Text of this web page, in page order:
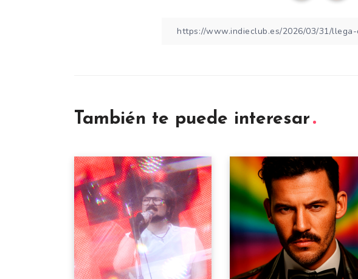
También te puede interesar